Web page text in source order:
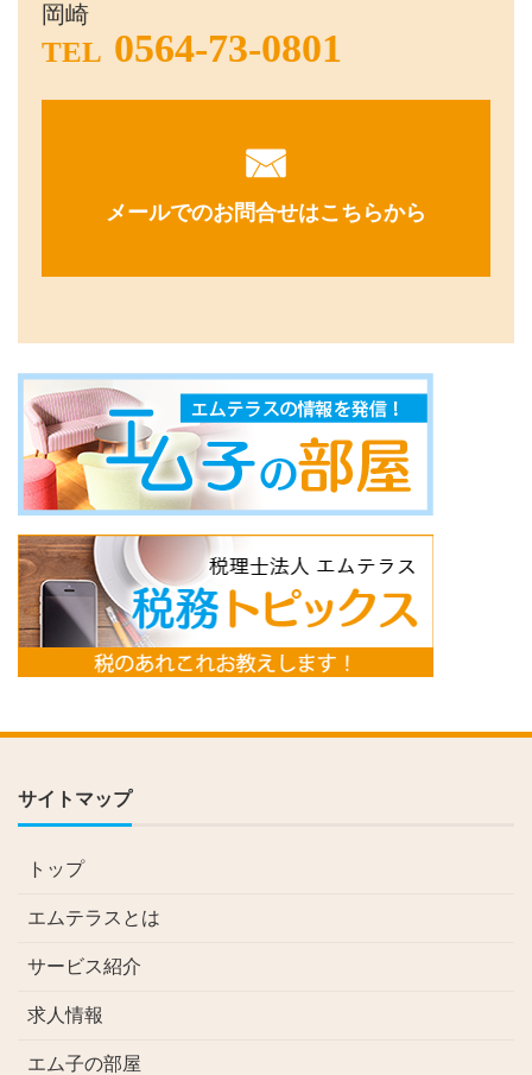
岡崎
TEL 0564-73-0801
メールでのお問合せはこちらから
サイトマップ
トップ
エムテラスとは
サービス紹介
求人情報
エム子の部屋